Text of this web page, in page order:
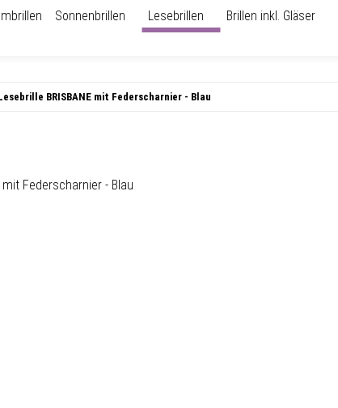
Sonnenbrillen Lesebrillen Brillen inkl. Gläser
BRISBANE mit Federscharnier - Blau